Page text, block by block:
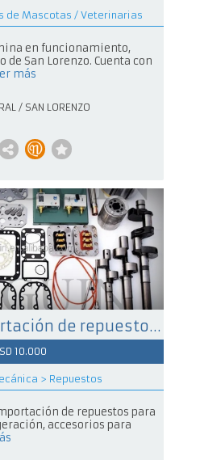
de Mascotas / Veterinarias
en funcionamiento,
de San Lorenzo. Cuenta con
más
/ SAN LORENZO
Negocio de importación de repuestos para compresores de refrigeración, accesorios de refrigeración. Compresores de refrigeracion
10.000
> Repuestos
de repuestos para
accesorios para